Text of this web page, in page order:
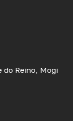
do Reino, Mogi